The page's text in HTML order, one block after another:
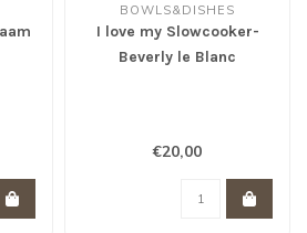
BOWLS&DISHES
I love my Slowcooker-
Beverly le Blanc
€20,00